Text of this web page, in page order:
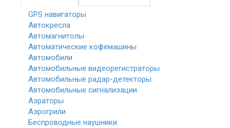
GPS навигаторы
Автокресла
Автомагнитолы
Автоматические кофемашины
Автомобили
Автомобильные видеорегистраторы
Автомобильные радар-детекторы
Автомобильные сигнализации
Аэраторы
Аэрогрили
Беспроводные наушники